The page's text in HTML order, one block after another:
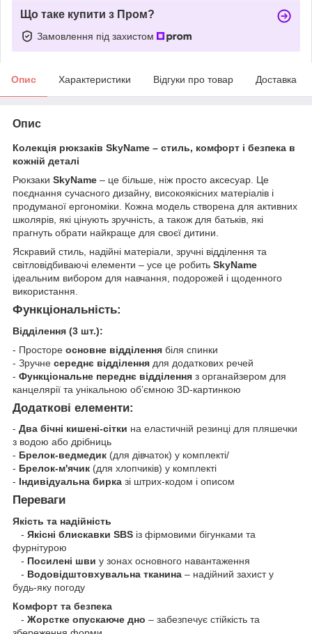
Що таке купити з Пром?
Замовлення під захистом
Опис Характеристики Відгуки про товар Доставка
Опис
Колекція рюкзаків SkyName – стиль, комфорт і безпека в
кожній деталі
Рюкзаки SkyName – це більше, ніж просто аксесуар. Це
поєднання сучасного дизайну, високоякісних матеріалів і
продуманої ергономіки. Кожна модель створена для активних
школярів, які цінують зручність, а також для батьків, які
прагнуть обрати найкраще для своєї дитини.
Яскравий стиль, надійні матеріали, зручні відділення та
світловідбиваючі елементи – усе це робить SkyName
ідеальним вибором для навчання, подорожей і щоденного
використання.
Функціональність:
Відділення (3 шт.):
- Просторе основне відділення біля спинки
- Зручне середнє відділення для додаткових речей
- Функціональне переднє відділення з органайзером для
канцелярії та унікальною об’ємною 3D-картинкою
Додаткові елементи:
- Два бічні кишені-сітки на еластичній резинці для пляшечки
з водою або дрібниць
- Брелок-ведмедик (для дівчаток) у комплекті/
- Брелок-м'ячик (для хлопчиків) у комплекті
- Індивідуальна бирка зі штрих-кодом і описом
Переваги
Якість та надійність
- Якісні блискавки SBS із фірмовими бігунками та
фурнітурою
- Посилені шви у зонах основного навантаження
- Водовідштовхувальна тканина – надійний захист у
будь-яку погоду
Комфорт та безпека
- Жорстке опускаюче дно – забезпечує стійкість та